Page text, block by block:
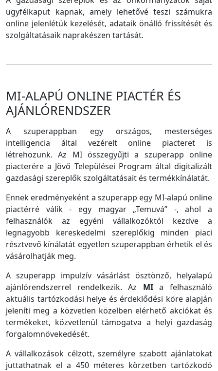
ügyfélkaput kapnak, amely lehetővé teszi számukra
online jelenlétük kezelését, adataik önálló frissítését és
szolgáltatásaik naprakészen tartását.
MI-ALAPÚ ONLINE PIACTÉR ÉS
AJÁNLÓRENDSZER
A szuperappban egy országos, mesterséges
intelligencia által vezérelt online piacteret is
létrehozunk. Az MI összegyűjti a szuperapp online
piacterére a Jövő Települései Program által digitalizált
gazdasági szereplők szolgáltatásait és termékkínálatát.
Ennek eredményeként a szuperapp egy MI-alapú online
piactérré válik - egy magyar „Temuvá” -, ahol a
felhasználók az egyéni vállalkozóktól kezdve a
legnagyobb kereskedelmi szereplőkig minden piaci
résztvevő kínálatát egyetlen szuperappban érhetik el és
vásárolhatják meg.
A szuperapp impulzív vásárlást ösztönző, helyalapú
ajánlórendszerrel rendelkezik. Az MIa felhasználó
aktuális tartózkodási helye és érdeklődési köre alapján
jeleníti meg a közvetlen közelben elérhető akciókat és
termékeket, közvetlenül támogatva a helyi gazdaság
forgalomnövekedését.
A vállalkozások célzott, személyre szabott ajánlatokat
juttathatnak el a 450 méteres körzetben tartózkodó